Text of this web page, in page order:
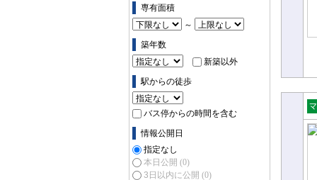
専有面積
～
築年数
新築以外
駅からの徒歩
バス停からの時間を含む
情報公開日
指定なし
本日公開 (0)
3日以内に公開 (0)